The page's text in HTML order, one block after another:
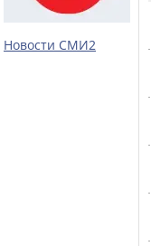
Новости СМИ2